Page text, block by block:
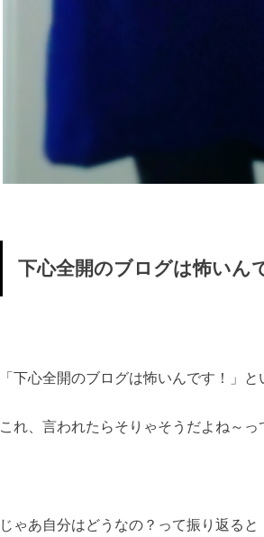
下心全開のブログは怖いん
「下心全開のブログは怖いんです！」
これ、言われたらそりゃそうだよね～っ
じゃあ自分はどうなの？って振り返ると